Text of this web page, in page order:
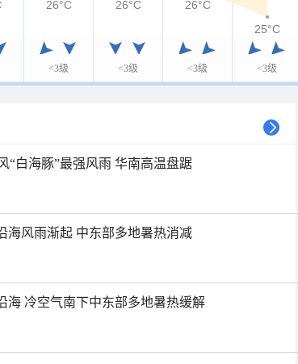
<3级 <3级 <3级 <3级
26°C 26°C
26°C
25°C
“白海豚”最强风雨 华南高温盘踞
海风雨渐起 中东部多地暑热消减
海 冷空气南下中东部多地暑热缓解